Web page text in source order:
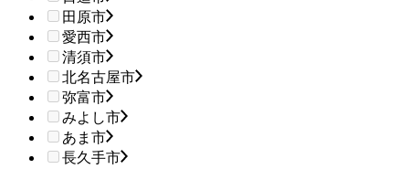
田原市
愛西市
清須市
北名古屋市
弥富市
みよし市
あま市
長久手市